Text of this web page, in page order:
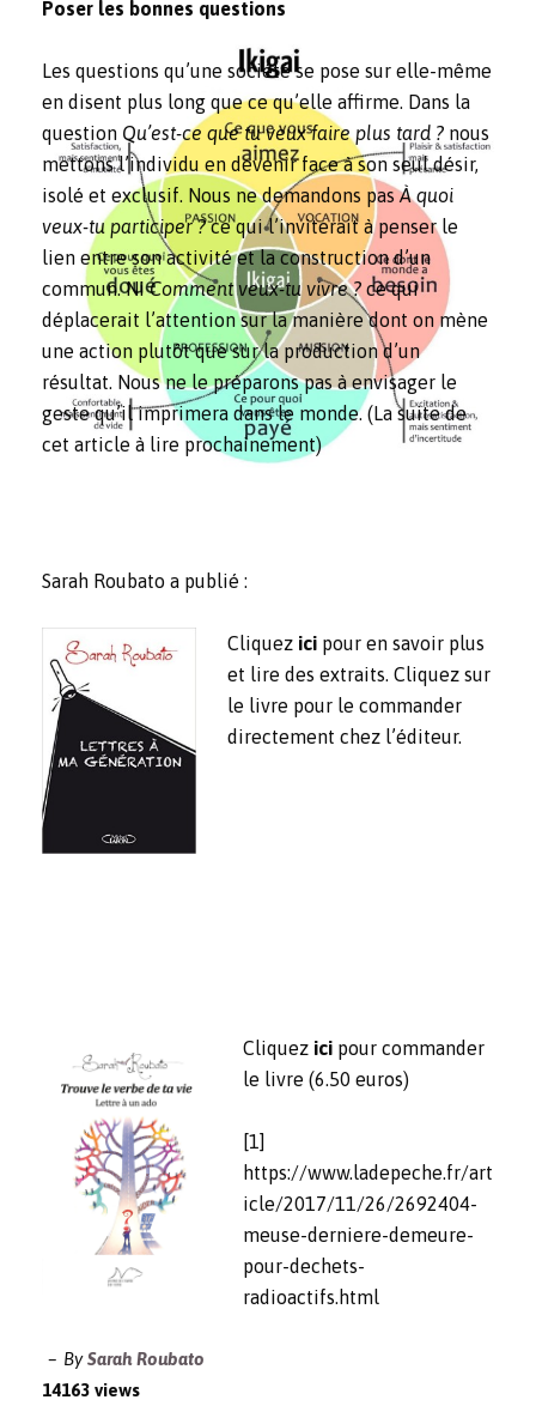
Poser les bonnes questions
Les questions qu’une société se pose sur elle-même
en disent plus long que ce qu’elle affirme. Dans la
question Qu’est-ce que tu veux faire plus tard ? nous
mettons l’individu en devenir face à son seul désir,
isolé et exclusif. Nous ne demandons pasÀ quoi
veux-tu participer ?ce qui l’inviterait à penser le
lien entre son activité et la construction d’un
commun. NiComment veux-tu vivre ? ce qui
déplacerait l’attention sur la manière dont on mène
une action plutôt que sur la production d’un
résultat. Nous ne le préparons pas à envisager le
geste qu’il imprimera dans le monde. (La suite de
cet article à lire prochainement)
Sarah Roubato a publié :
Cliquez ici pour en savoir plus
et lire des extraits. Cliquez sur
le livre pour le commander
directement chez l’éditeur.
Cliquez ici pour commander
le livre (6.50 euros)
[1]
https://www.ladepeche.fr/art
icle/2017/11/26/2692404-
meuse-derniere-demeure-
pour-dechets-
radioactifs.html
BySarah Roubato
14163 views